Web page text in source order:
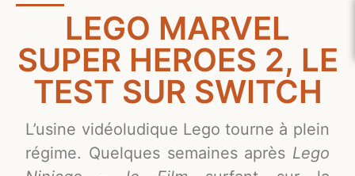
LEGO MARVEL
SUPER HEROES 2, LE
TEST SUR SWITCH
L’usine vidéoludique Lego tourne à plein
régime. Quelques semaines après Lego